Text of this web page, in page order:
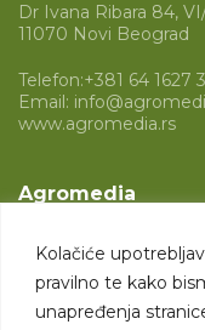
Kolačiće
pravilno te kako
unapređenja
Dr Ivana Ribara 84,
11070 Novi Beograd
Telefon:+381 64 1627
Email:
www.agromedia.rs
Agromedia
Svet poljoprivrede
Marketing usluge